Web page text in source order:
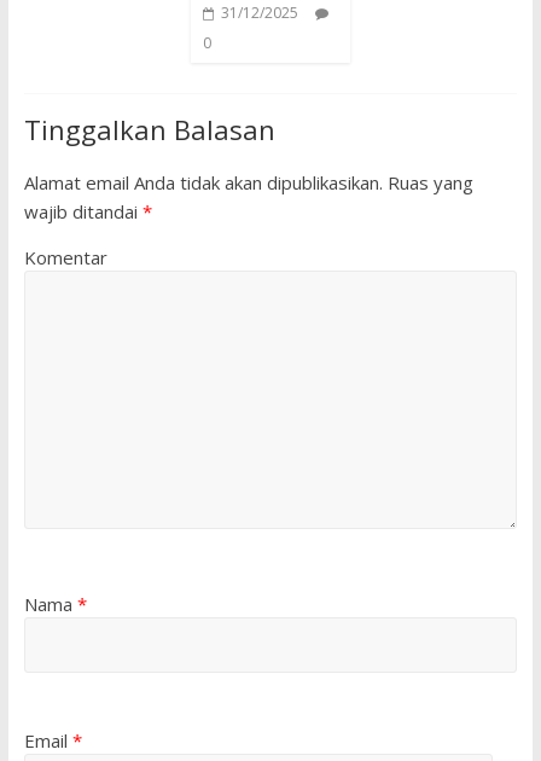
31/12/2025
0
Tinggalkan Balasan
Alamat email Anda tidak akan dipublikasikan. Ruas yang
wajib ditandai *
Komentar
Nama *
Email *